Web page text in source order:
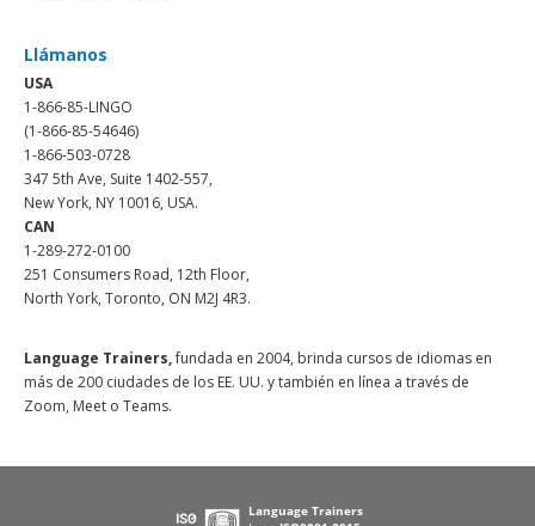
Llámanos
USA
1-866-85-LINGO
(1-866-85-54646)
1-866-503-0728
347 5th Ave, Suite 1402-557,
New York, NY 10016, USA.
CAN
1-289-272-0100
251 Consumers Road, 12th Floor,
North York, Toronto, ON M2J 4R3.
Language Trainers,fundada en 2004, brinda cursos de idiomas en
más de 200 ciudades de los EE. UU. y también en línea a través de
Zoom, Meet o Teams.